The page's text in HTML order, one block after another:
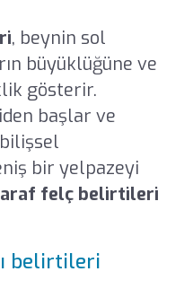
, beynin sol
büyüklüğüne ve
gösterir.
başlar ve
bir yelpazeyi
felç belirtileri
belirtileri